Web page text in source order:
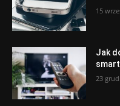
15
Jak
23